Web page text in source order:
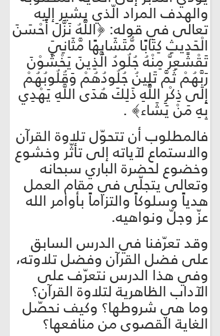
والهدف المراد الّذي يشير إليه
تعالى في قوله: ﴿اللَّهُ نَزَّلَ أَحْسَنَ
الْحَدِيثِ كِتَابًا مُّتَشَابِهًا مَّثَانِيَ
تَقْشَعِرُّ مِنْهُ جُلُودُ الَّذِينَ يَخْشَوْنَ
رَبَّهُمْ ثُمَّ تَلِينُ جُلُودُهُمْ وَقُلُوبُهُمْ
إِلَى ذِكْرِ اللَّهِ ذَلِكَ هُدَى اللَّهِ يَهْدِي
بِهِ مَنْ يَشَاء﴾ .
فالمطلوب أن تتحوّل تلاوة القرآن
والاستماع لآياته إلى تأثّر وخشوع
وخضوع لحضرة الباري سبحانه
وتعالى يتجلّى في مقام العمل
هدياً وسلوكاً والتزاماً بأوامر الله
عزّ وجلّ ونواهيه.
وقد تعرّفنا في الدرس السابق‏
على فضل القرآن وفضل تلاوته،
وفي هذا الدرس نتعرّف على
الآداب الظاهرية لتلاوة القرآن؟
وما هي شروطها؟ وكيف نحصّل
الغاية القصوى من منافعها؟